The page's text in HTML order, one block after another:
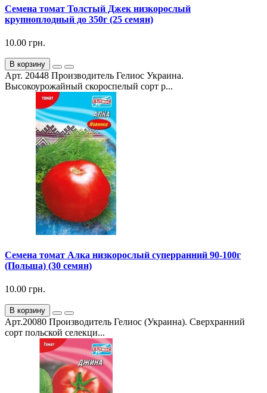
Семена томат Толстый Джек низкорослый
крупноплодный до 350г (25 семян)
10.00 грн.
В корзину
Арт. 20448 Производитель Гелиос Украина.
Высокоурожайный скороспелый сорт р...
Семена томат Алка низкорослый суперранний 90-100г
(Польша) (30 семян)
10.00 грн.
В корзину
Арт.20080 Производитель Гелиос (Украина). Сверхранний
сорт польской селекци...